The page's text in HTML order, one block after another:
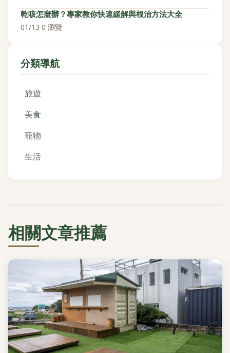
乾咳怎麼辦？專家教你快速緩解與根治方法大全
01/13·0 瀏覽
分類導航
旅遊
美食
寵物
生活
相關文章推薦